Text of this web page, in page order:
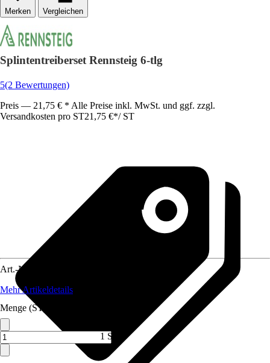
Vergleichen
Splintentreiberset Rennsteig 6-tlg
5(2 Bewertungen)
Preis — 21,75 € * Alle Preise inkl. MwSt. und ggf. zzgl.
Versandkosten pro ST21,75 €*/ ST
Art.-Nr.
Mehr Artikeldetails
Menge (ST)
1 ST